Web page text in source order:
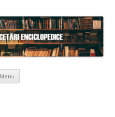
Menu Skip to content